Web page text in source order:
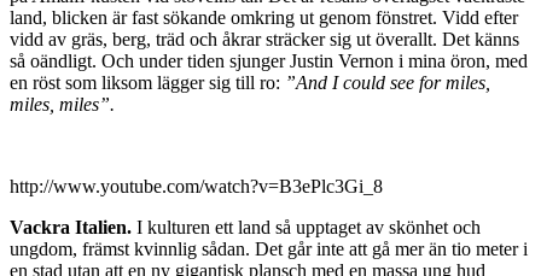
land, blicken är fast sökande omkring ut genom fönstret. Vidd efter
vidd av gräs, berg, träd och åkrar sträcker sig ut överallt. Det känns
så oändligt. Och under tiden sjunger Justin Vernon i mina öron, med
en röst som liksom lägger sig till ro: ”And I could see for miles,
miles, miles”.
http://www.youtube.com/watch?v=B3ePlc3Gi_8
Vackra Italien. I kulturen ett land så upptaget av skönhet och
ungdom, främst kvinnlig sådan. Det går inte att gå mer än tio meter i
en stad utan att en ny gigantisk plansch med en massa ung hud